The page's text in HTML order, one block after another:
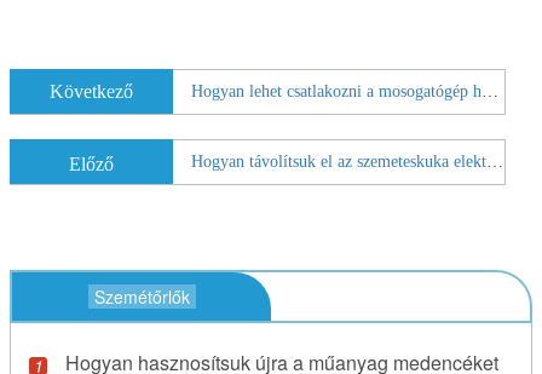
Következő Hogyan lehet csatlakozni a mosogatógép hogy egy szemeteskuka
Előző Hogyan távolítsuk el az szemeteskuka elektromos vezeték
Szemétőrlők
Hogyan hasznosítsuk újra a műanyag medencéket